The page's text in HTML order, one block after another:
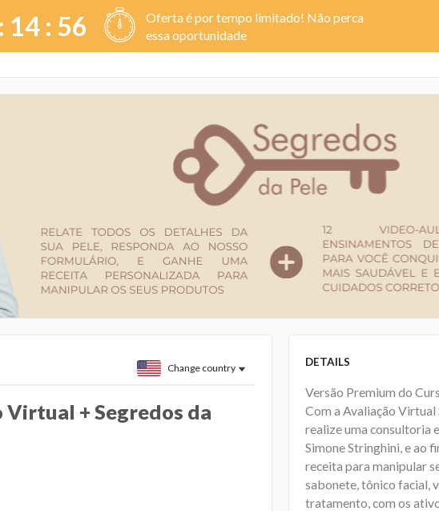
14: 56
Oferta é por tempo limitado! Não perca
essa oportunidade
Change country
Virtual + Segredos da
DETAILS
Versão Premium do
Com a Avaliação Virtual
realize uma consultoria
Simone Stringhini, e ao
receita para manipular
sabonete, tônico facial,
tratamento, com os